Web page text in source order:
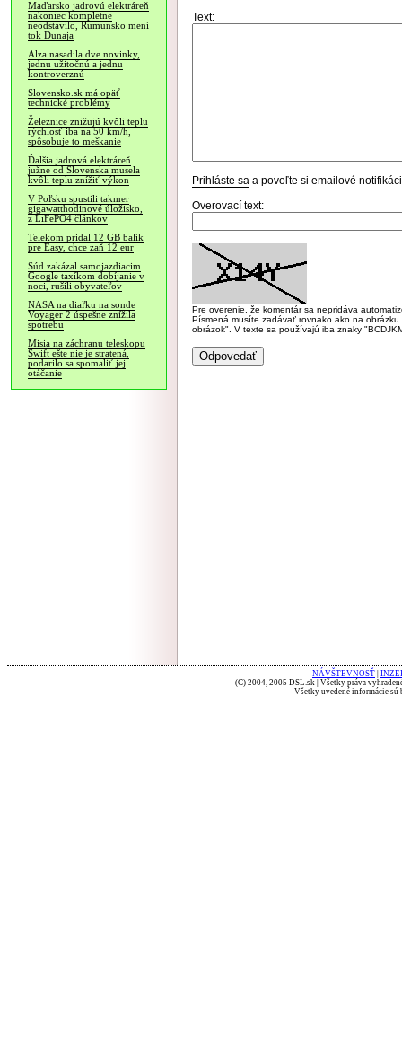
Maďarsko jadrovú elektráreň
nakoniec kompletne
neodstavilo, Rumunsko mení
tok Dunaja
Alza nasadila dve novinky,
jednu užitočnú a jednu
kontroverznú
Slovensko.sk má opäť
technické problémy
Železnice znižujú kvôli teplu
rýchlosť iba na 50 km/h,
spôsobuje to meškanie
Ďalšia jadrová elektráreň
južne od Slovenska musela
kvôli teplu znížiť výkon
V Poľsku spustili takmer
gigawatthodinové úložisko,
z LiFePO4 článkov
Telekom pridal 12 GB balík
pre Easy, chce zaň 12 eur
Súd zakázal samojazdiacim
Google taxíkom dobíjanie v
noci, rušili obyvateľov
NASA na diaľku na sonde
Voyager 2 úspešne znížila
spotrebu
Misia na záchranu teleskopu
Swift ešte nie je stratená,
podarilo sa spomaliť jej
otáčanie
Text:
Prihláste sa a povoľte si emailové
Overovací text:
Pre overenie, že komentár sa nepridáva
Písmená musíte zadávať rovnako ako na
obrázok". V texte sa používajú iba znaky
NÁVŠTEVNOSŤ
(C) 2004, 2005 DSL.sk | Všetky práva
Všetky uvedené informácie sú